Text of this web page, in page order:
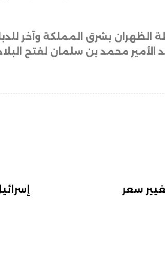
الظهران بشرق المملكة وآخر
محمد بن سلمان لفتح
سعر